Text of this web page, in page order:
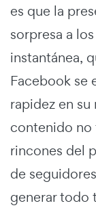
es que la
sorpresa a
instantánea,
Facebook se
rapidez en su
contenido no
rincones del
de
generar todo